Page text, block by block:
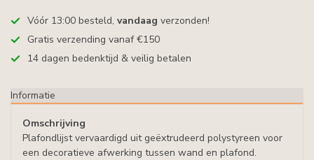
Vóór 13:00 besteld, vandaag verzonden!
Gratis verzending vanaf €150
14 dagen bedenktijd & veilig betalen
Informatie
Omschrijving
Plafondlijst vervaardigd uit geëxtrudeerd polystyreen voor
een decoratieve afwerking tussen wand en plafond.